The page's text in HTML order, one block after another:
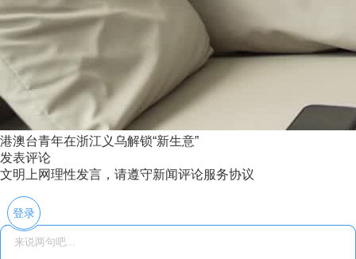
港澳台青年在浙江义乌解锁“新生意”
发表评论
文明上网理性发言，请遵守新闻评论服务协议
登录